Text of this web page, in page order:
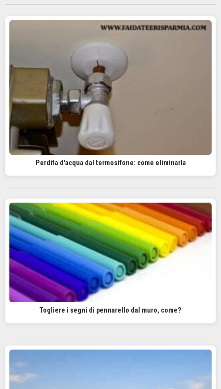
Perdita d'acqua dal termosifone: come eliminarla
Togliere i segni di pennarello dal muro, come?